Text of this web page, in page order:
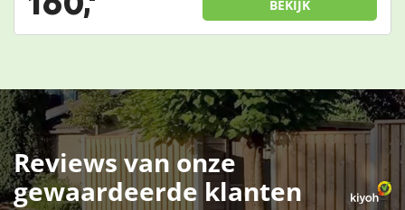
BEKIJK
Reviews van onze
gewaardeerde klanten